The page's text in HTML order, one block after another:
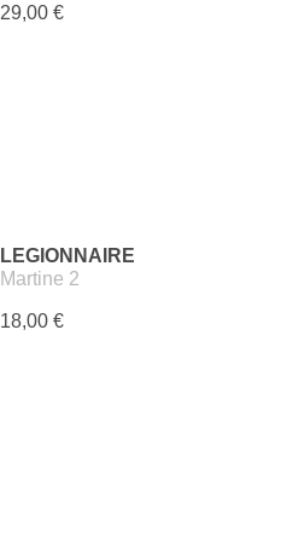
29,00 €
LEGIONNAIRE
Martine 2
18,00 €